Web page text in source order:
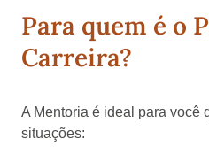
Para quem é o
Carreira?
A Mentoria é ideal para você
situações: